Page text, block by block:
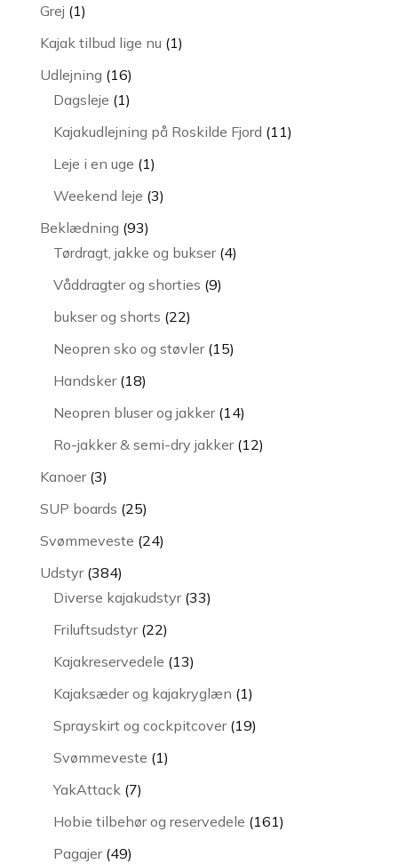
Grej 11
vare
Kajak tilbud lige nu 11
Udlejning 1616
varer
Dagsleje 11
vare
Kajakudlejning på Roskilde Fjord 1111
Leje i en uge 11
vare
Weekend leje 33
Beklædning 9393
varer
Tørdragt, jakke og bukser 44
Våddragter og shorties 99
bukser og shorts 2222
varer
Neopren sko og støvler 1515
Handsker 1818
Neopren bluser og jakker 1414
varer
Ro-jakker & semi-dry jakker 1212
Kanoer 33
varer
SUP boards 2525
varer
Svømmeveste 2424
Udstyr 384384
varer
Diverse kajakudstyr 3333
Friluftsudstyr 2222
varer
Kajakreservedele 1313
varer
Kajaksæder og kajakryglæn 11
vare
Sprayskirt og cockpitcover 1919
Svømmeveste 11
YakAttack 77
Hobie tilbehør og reservedele 161161
Pagajer 4949